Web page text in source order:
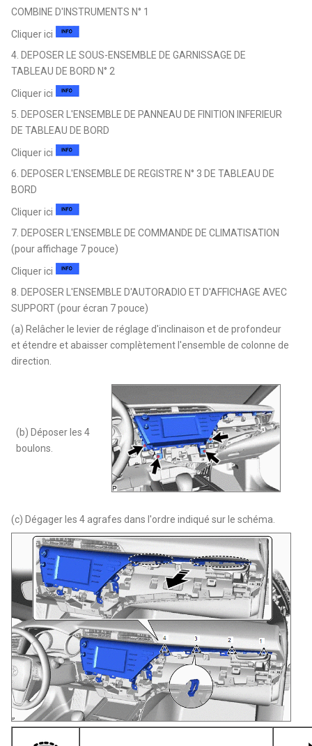
COMBINE D'INSTRUMENTS N° 1
Cliquer ici
4. DEPOSER LE SOUS-ENSEMBLE DE GARNISSAGE DE
TABLEAU DE BORD N° 2
Cliquer ici
5. DEPOSER L'ENSEMBLE DE PANNEAU DE FINITION INFERIEUR
DE TABLEAU DE BORD
Cliquer ici
6. DEPOSER L'ENSEMBLE DE REGISTRE N° 3 DE TABLEAU DE
BORD
Cliquer ici
7. DEPOSER L'ENSEMBLE DE COMMANDE DE CLIMATISATION
(pour affichage 7 pouce)
Cliquer ici
8. DEPOSER L'ENSEMBLE D'AUTORADIO ET D'AFFICHAGE AVEC
SUPPORT (pour écran 7 pouce)
(a) Relâcher le levier de réglage d'inclinaison et de profondeur
et étendre et abaisser complètement l'ensemble de colonne de
direction.
(b) Déposer les 4
boulons.
(c) Dégager les 4 agrafes dans l'ordre indiqué sur le schéma.